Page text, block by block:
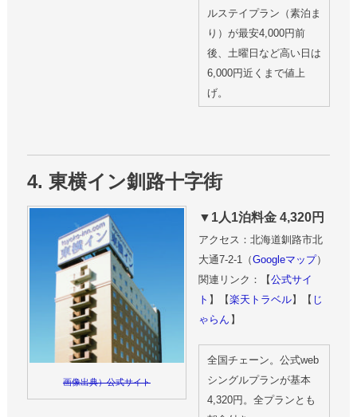
ルステイプラン（素泊ま
り）が最安4,000円前
後、土曜日など高い日は
6,000円近くまで値上
げ。
4. 東横イン釧路十字街
画像出典）公式サイト
▼1人1泊料金 4,320円
アクセス：北海道釧路市北
大通7-2-1（Googleマップ）
関連リンク：【公式サイ
ト 】【楽天トラベル】【 じ
ゃらん 】
全国チェーン。公式web
シングルプランが基本
4,320円。全プランとも